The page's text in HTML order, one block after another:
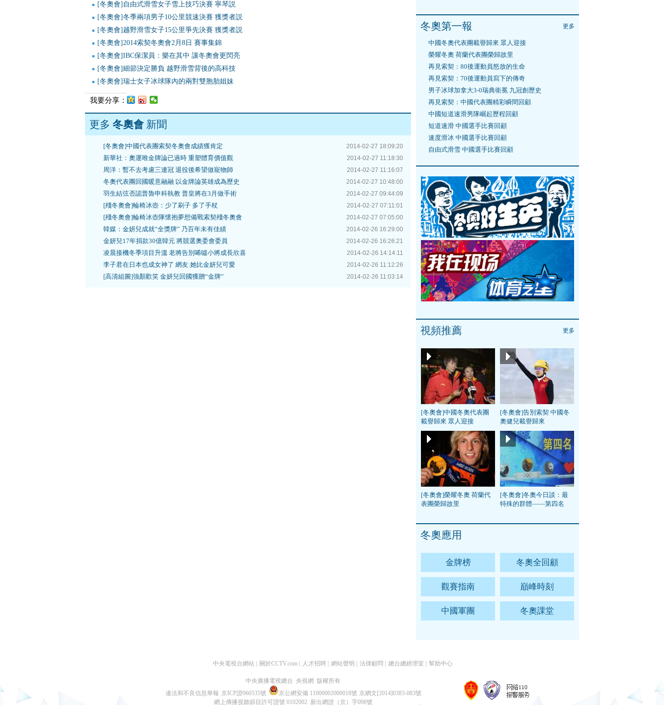
[冬奧會]自由式滑雪女子雪上技巧決賽 寧琴説
[冬奧會]冬季兩項男子10公里競速決賽 獲獎者説
[冬奧會]越野滑雪女子15公里爭先決賽 獲獎者説
[冬奧會]2014索契冬奧會2月8日 賽事集錦
[冬奧會]IBC保潔員：樂在其中 讓冬奧會更閃亮
[冬奧會]細節決定勝負 越野滑雪背後的高科技
[冬奧會]瑞士女子冰球隊內的兩對雙胞胎姐妹
我要分享：
更多 冬奧會新聞
2014-02-27 18:09:20
[冬奧會]中國代表團索契冬奧會成績獲肯定
2014-02-27 11:18:30
新華社：奧運唯金牌論已過時 重塑體育價值觀
2014-02-27 11:16:07
周洋：暫不去考慮三連冠 退役後希望做寵物師
2014-02-27 10:48:00
冬奧代表團回國暖意融融 以金牌論英雄成為歷史
2014-02-27 09:44:09
羽生結弦否認普魯申科執教 普皇將在3月做手術
2014-02-27 07:11:01
[殘冬奧會]輪椅冰壺：少了刷子 多了手杖
2014-02-27 07:05:00
[殘冬奧會]輪椅冰壺隊懷抱夢想備戰索契殘冬奧會
2014-02-26 16:29:00
韓媒：金妍兒成就“全獎牌” 乃百年未有佳績
2014-02-26 16:26:21
金妍兒17年捐款30億韓元 將競選奧委會委員
2014-02-26 14:14:11
凌晨接機冬季項目升溫 老將告別唏噓小將成長欣喜
2014-02-26 11:12:26
李子君在日本也成女神了 網友:她比金妍兒可愛
2014-02-26 11:03:14
[高清組圖]強顏歡笑 金妍兒回國獲贈“金牌”
冬奧第一報 更多
中國冬奧代表團載譽歸來 眾人迎接
榮耀冬奧 荷蘭代表團榮歸故里
再見索契：80後運動員怒放的生命
再見索契：70後運動員寫下的傳奇
男子冰球加拿大3-0瑞典衛冕 九冠創歷史
再見索契：中國代表團精彩瞬間回顧
中國短道速滑男隊崛起歷程回顧
短道速滑 中國選手比賽回顧
速度滑冰 中國選手比賽回顧
自由式滑雪 中國選手比賽回顧
視頻推薦 更多
[冬奧會]中國冬奧代表團
載譽歸來 眾人迎接
[冬奧會]告別索契 中國冬
奧健兒載譽歸來
[冬奧會]榮耀冬奧 荷蘭代
表團榮歸故里
[冬奧會]冬奧今日談：最
特殊的群體——第四名
冬奧應用
金牌榜 冬奧全回顧
觀賽指南 巔峰時刻
中國軍團 冬奧課堂
中央電視台網站 關於CCTV.com 人才招聘 網站聲明 法律顧問 總台總經理室 幫助中心
中央廣播電視總台 央視網 版權所有
違法和不良信息舉報 京ICP證060535號 京公網安備 11000002000018號 京網文[2014]0383-083號
網上傳播視聽節目許可證號 0102002 新出網證（京）字098號